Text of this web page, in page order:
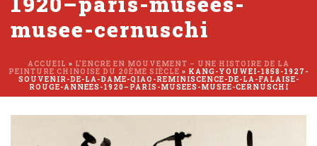
musee-cernuschi
ACCUEIL » L’ENCRE EN MOUVEMENT – UNE HISTOIRE DE LA
PEINTURE CHINOISE DU 20ÈME SIÈCLE » KANG-YOUWEI-1858-1927-
SOUVENIR-DE-LA-DAME-QIAO-REMINISCENCE-DE-LA-FALAISE-
ROUGE-ANNEES-1920–PARIS-MUSEES-MUSEE-CERNUSCHI